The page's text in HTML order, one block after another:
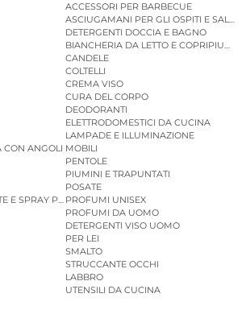
ACCESSORI PER BARBECUE
ASCIUGAMANI PER GLI OSPITI E
DETERGENTI DOCCIA E BAGNO
BIANCHERIA DA LETTO E COPRIPIUMINI
CANDELE
COLTELLI
CREMA VISO
CURA DEL CORPO
DEODORANTI
ELETTRODOMESTICI DA CUCINA
LAMPADE E ILLUMINAZIONE
CON ANGOLI MOBILI
PENTOLE
PIUMINI E TRAPUNTATI
POSATE
E SPRAY PER AMBIENTE
PROFUMI UNISEX
PROFUMI DA UOMO
DETERGENTI VISO UOMO
PER LEI
SMALTO
STRUCCANTE OCCHI
LABBRO
UTENSILI DA CUCINA